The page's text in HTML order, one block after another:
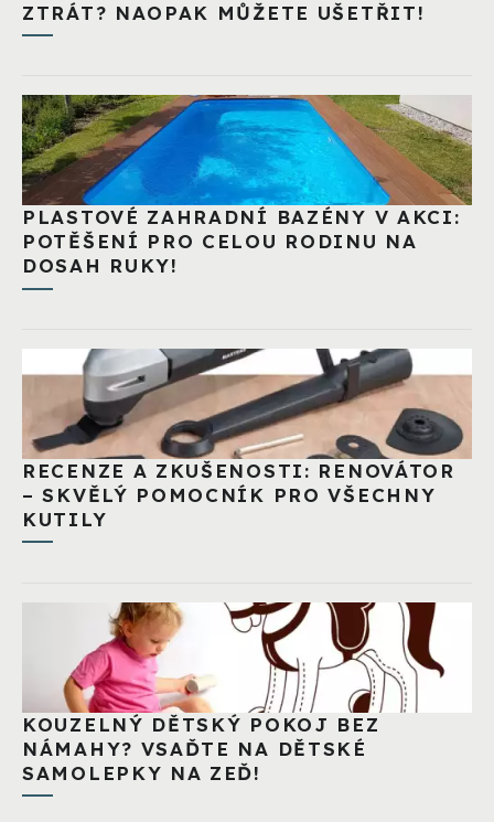
ZTRÁT? NAOPAK MŮŽETE UŠETŘIT!
PLASTOVÉ ZAHRADNÍ BAZÉNY V AKCI:
POTĚŠENÍ PRO CELOU RODINU NA
DOSAH RUKY!
RECENZE A ZKUŠENOSTI: RENOVÁTOR
– SKVĚLÝ POMOCNÍK PRO VŠECHNY
KUTILY
KOUZELNÝ DĚTSKÝ POKOJ BEZ
NÁMAHY? VSAĎTE NA DĚTSKÉ
SAMOLEPKY NA ZEĎ!